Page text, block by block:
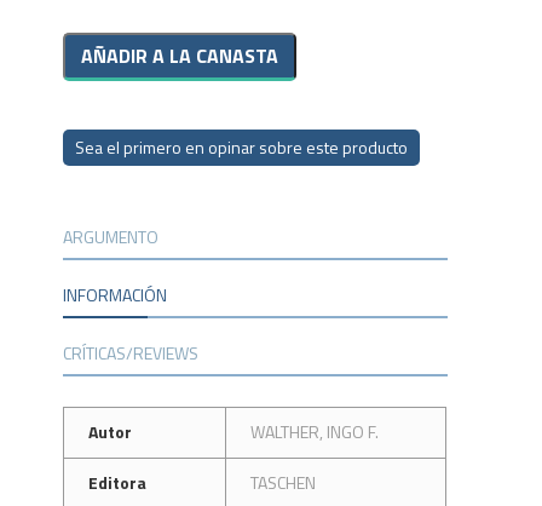
Sea el primero en opinar sobre este producto
ARGUMENTO
INFORMACIÓN
CRÍTICAS/REVIEWS
Autor
WALTHER, INGO F.
Editora
TASCHEN